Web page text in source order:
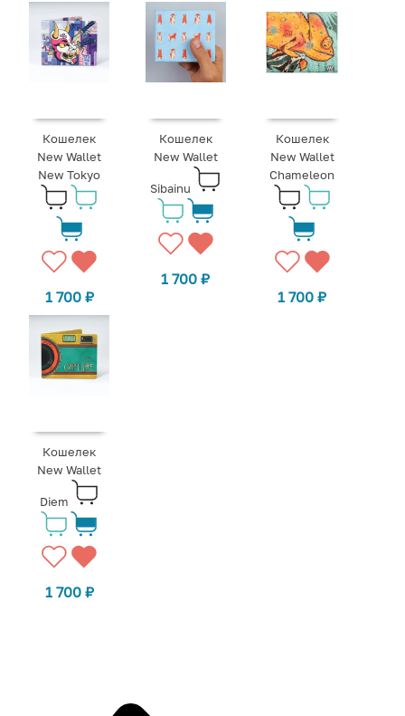
Кошелек
New Wallet
New Tokyo
1 700 ₽
Кошелек
New Wallet
Sibainu
1 700₽
Кошелек
New Wallet
Chameleon
1 700₽
Кошелек
New Wallet
Diem
1 700 ₽